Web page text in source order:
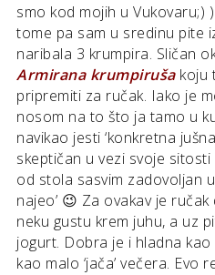
smo kod mojih u Vukovaru;)
tome pa sam u sredinu pite
naribala 3 krumpira. Sličan
Armirana krumpirušakoju
pripremiti za ručak. Iako je
nosom na to što ja tamo u
navikao jesti ‘konkretna
skeptičan u vezi svoje
od stola sasvim zadovoljan
najeo’ 😉 Za ovakav je
neku gustu krem juhu, a uz
jogurt. Dobra je i hladna
kao malo ‘jača’ večera. Evo